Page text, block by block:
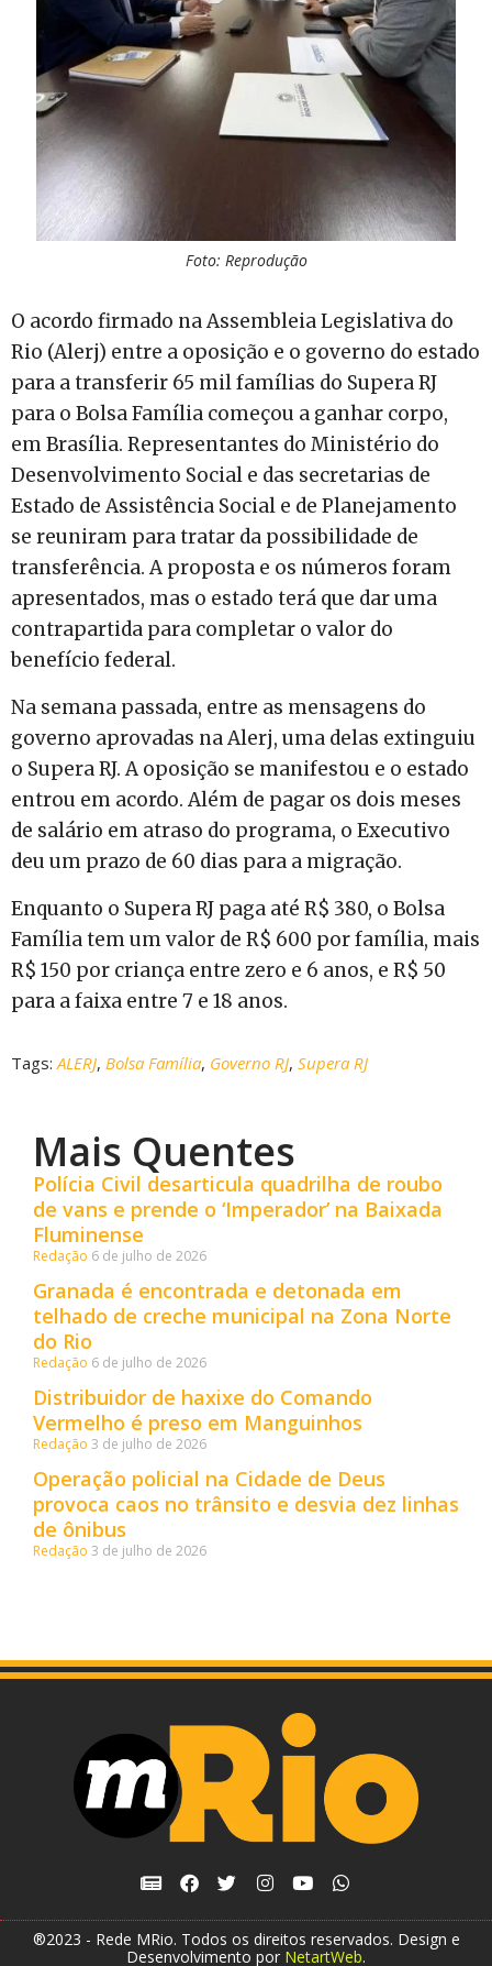
Foto: Reprodução
O acordo firmado na Assembleia Legislativa do
Rio (Alerj) entre a oposição e o governo do estado
para a transferir 65 mil famílias do Supera RJ
para o Bolsa Família começou a ganhar corpo,
em Brasília. Representantes do Ministério do
Desenvolvimento Social e das secretarias de
Estado de Assistência Social e de Planejamento
se reuniram para tratar da possibilidade de
transferência. A proposta e os números foram
apresentados, mas o estado terá que dar uma
contrapartida para completar o valor do
benefício federal.
Na semana passada, entre as mensagens do
governo aprovadas na Alerj, uma delas extinguiu
o Supera RJ. A oposição se manifestou e o estado
entrou em acordo. Além de pagar os dois meses
de salário em atraso do programa, o Executivo
deu um prazo de 60 dias para a migração.
Enquanto o Supera RJ paga até R$ 380, o Bolsa
Família tem um valor de R$ 600 por família, mais
R$ 150 por criança entre zero e 6 anos, e R$ 50
para a faixa entre 7 e 18 anos.
Tags: ALERJ, Bolsa Família, Governo RJ, Supera RJ
Mais Quentes
Polícia Civil desarticula quadrilha de roubo
de vans e prende o ‘Imperador’ na Baixada
Fluminense
Redação 6 de julho de 2026
Granada é encontrada e detonada em
telhado de creche municipal na Zona Norte
do Rio
Redação 6 de julho de 2026
Distribuidor de haxixe do Comando
Vermelho é preso em Manguinhos
Redação 3 de julho de 2026
Operação policial na Cidade de Deus
provoca caos no trânsito e desvia dez linhas
de ônibus
Redação 3 de julho de 2026
®2023 - Rede MRio. Todos os direitos reservados. Design e
Desenvolvimento por NetartWeb.